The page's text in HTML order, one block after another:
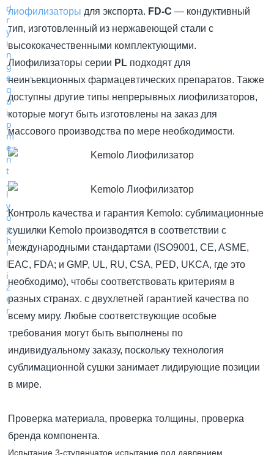
лиофилизаторы для экспорта. FD-C — кондуктивный
тип, изготовленный из нержавеющей стали с
высококачественными комплектующими.
Лиофилизаторы серии PL подходят для
неинъекционных фармацевтических препаратов. Также
доступны другие типы непрерывных лиофилизаторов,
которые могут быть изготовлены на заказ для
массового производства по мере необходимости.
Контроль качества и гарантия Kemolo: сублимационные
сушилки Kemolo производятся в соответствии с
международными стандартами (ISO9001, CE, ASME,
EAC, FDA; и GMP, UL, RU, CSA, PED, UKCA, где это
необходимо), чтобы соответствовать критериям в
разных странах. с двухлетней гарантией качества по
всему миру. Любые соответствующие особые
требования могут быть выполнены по
индивидуальному заказу, поскольку технология
сублимационной сушки занимает лидирующие позиции
в мире.
Проверка материала, проверка толщины, проверка
бренда компонента.
Испытание 3-ступенчатое испытание под давлением,